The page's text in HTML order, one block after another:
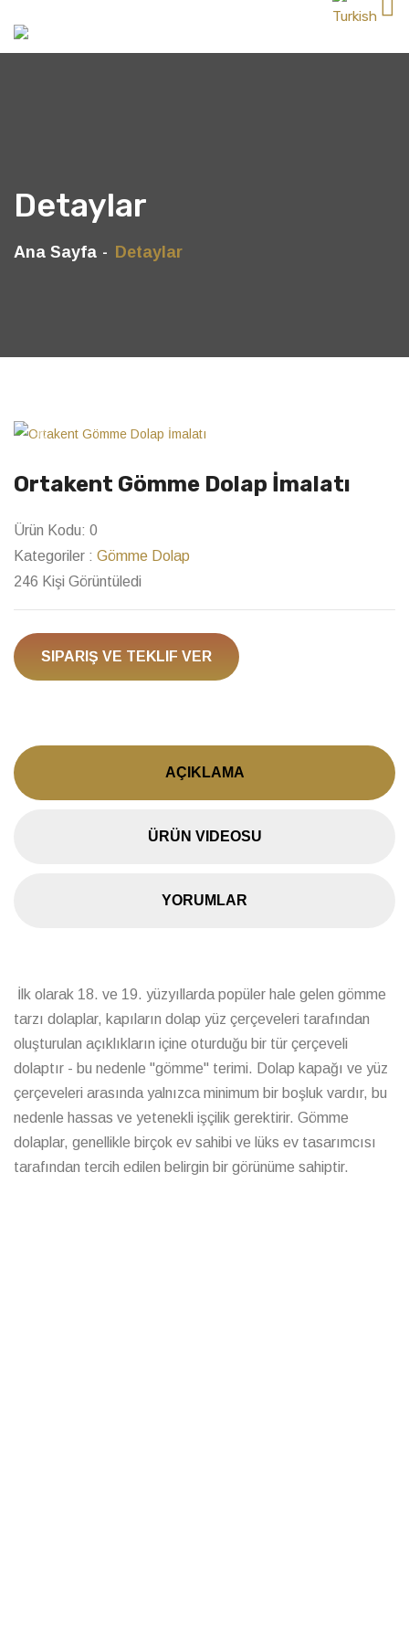
Detaylar
Ana Sayfa Detaylar
Ortakent Gömme Dolap İmalatı
Ürün Kodu: 0
Kategoriler : Gömme Dolap
246 Kişi Görüntüledi
SIPARIŞ VE TEKLIF VER
AÇIKLAMA
ÜRÜN VIDEOSU
YORUMLAR
İlk olarak 18. ve 19. yüzyıllarda popüler hale gelen gömme
tarzı dolaplar, kapıların dolap yüz çerçeveleri tarafından
oluşturulan açıklıkların içine oturduğu bir tür çerçeveli
dolaptır - bu nedenle "gömme" terimi. Dolap kapağı ve yüz
çerçeveleri arasında yalnızca minimum bir boşluk vardır, bu
nedenle hassas ve yetenekli işçilik gerektirir. Gömme
dolaplar, genellikle birçok ev sahibi ve lüks ev tasarımcısı
tarafından tercih edilen belirgin bir görünüme sahiptir.